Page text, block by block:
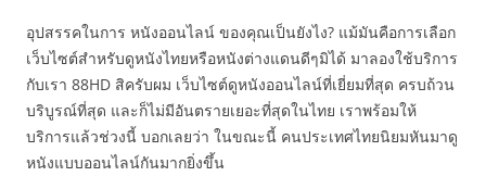
อุปสรรคในการ หนังออนไลน์ ของคุณเป็นยังไง? แม้มันคือการเลือก
เว็บไซต์สำหรับดูหนังไทยหรือหนังต่างแดนดีๆมิได้ มาลองใช้บริการ
กับเรา 88HD สิครับผม เว็บไซต์ดูหนังออนไลน์ที่เยี่ยมที่สุด ครบถ้วน
บริบูรณ์ที่สุด และก็ไม่มีอันตรายเยอะที่สุดในไทย เราพร้อมให้
บริการแล้วช่วงนี้ บอกเลยว่า ในขณะนี้ คนประเทศไทยนิยมหันมาดู
หนังแบบออนไลน์กันมากยิ่งขึ้น